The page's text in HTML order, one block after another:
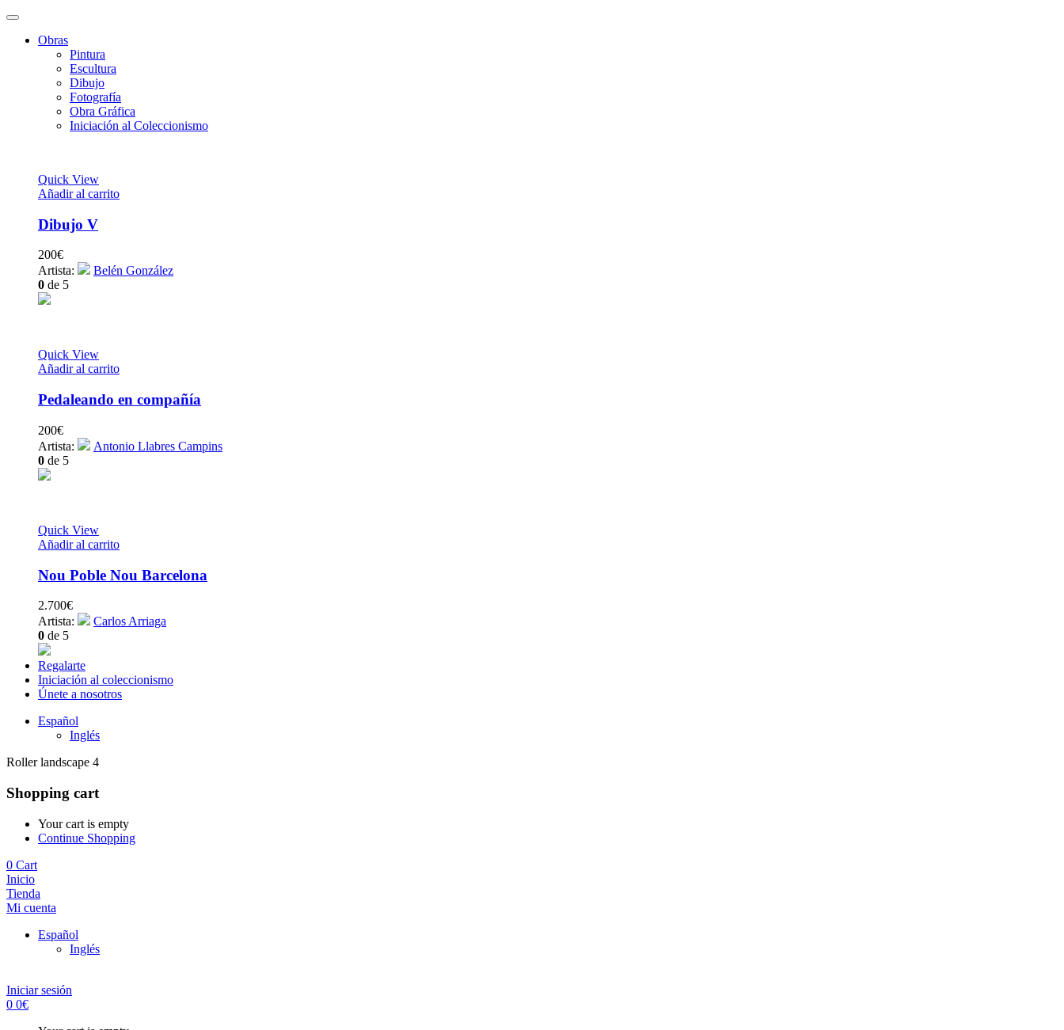
Obras
Pintura
Escultura
Dibujo
Fotografía
Obra Gráfica
Iniciación al Coleccionismo
Quick View
Añadir al carrito
Dibujo V
200€
Artista:
Belén González
0 de 5
Quick View
Añadir al carrito
Pedaleando en compañía
200€
Artista:
Antonio Llabres Campins
0 de 5
Quick View
Añadir al carrito
Nou Poble Nou Barcelona
2.700€
Artista:
Carlos Arriaga
0 de 5
Regalarte
Iniciación al coleccionismo
Únete a nosotros
Español
Inglés
Roller landscape 4
Shopping cart
Your cart is empty
Continue Shopping
0 Cart
Inicio
Tienda
Mi cuenta
Español
Inglés
Iniciar sesión
0 0€